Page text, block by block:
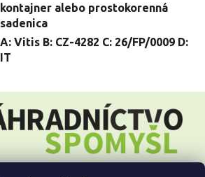
kontajner alebo prostokorenná
sadenica
A: Vitis B: CZ-4282 C: 26/FP/0009 D:
IT